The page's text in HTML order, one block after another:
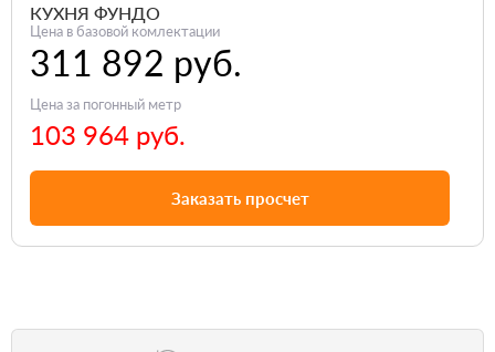
КУХНЯ ФУНДО
Цена в базовой комлектации
311 892 руб.
Цена за погонный метр
103 964 руб.
Заказать просчет